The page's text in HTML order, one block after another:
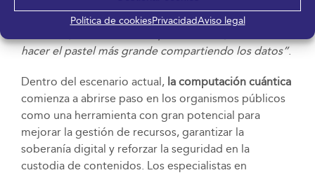
Política de cookiesPrivacidadAviso legal
“la economía del dato exige un clima de
hacer el pastel más grande compartiendo los datos”.
Dentro del escenario actual, la computación cuántica
comienza a abrirse paso en los organismos públicos
como una herramienta con gran potencial para
mejorar la gestión de recursos, garantizar la
soberanía digital y reforzar la seguridad en la
custodia de contenidos. Los especialistas en